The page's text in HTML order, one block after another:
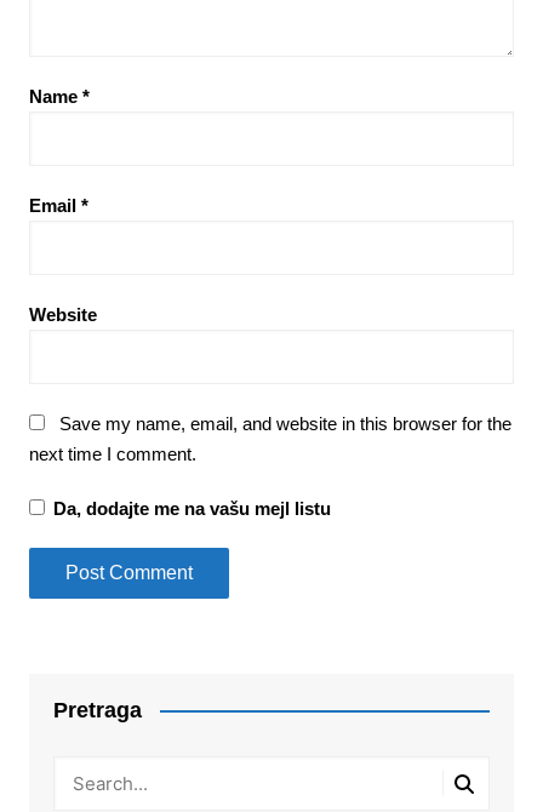
Name *
Email *
Website
Save my name, email, and website in this browser for the
next time I comment.
Da, dodajte me na vašu mejl listu
Pretraga